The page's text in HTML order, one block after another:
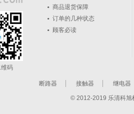
维码
商品退货保障
订单的几种状态
顾客必读
断路器 接触器 继电器
© 2012-2019 乐清科旭